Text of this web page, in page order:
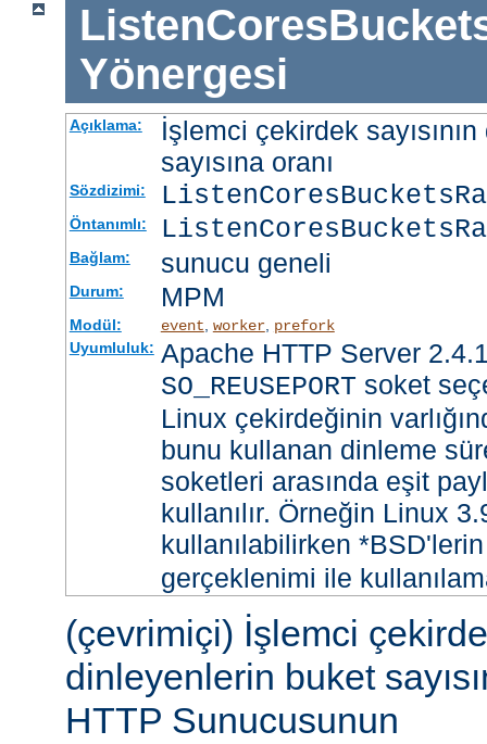
Yönergesi
Açıklama:
İşlemci çekirdek
sayısına oranı
Sözdizimi:
Öntanımlı:
Bağlam: sunucu geneli
Durum: MPM
Modül: event worker, prefork
Uyumluluk: Apache HTTP Server
SO_REUSEPORT soket
Linux çekirdeğinin
bunu kullanan dinleme
soketleri arasında eşit
kullanılır. Örneğin Linux
kullanılabilirken
gerçeklenimi ile
(çevrimiçi) İşlemci
dinleyenlerin buket
HTTP Sunucusunun